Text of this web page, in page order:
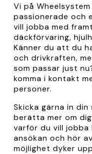
Vi på
passionerade och
vill jobba med
däckförvaring,
Känner du att du
och drivkraften,
som passar just
komma i kontakt
personer.
Skicka gärna in
berätta mer om
varför du vill jobba
ansökan och hör
möjlighet dyker